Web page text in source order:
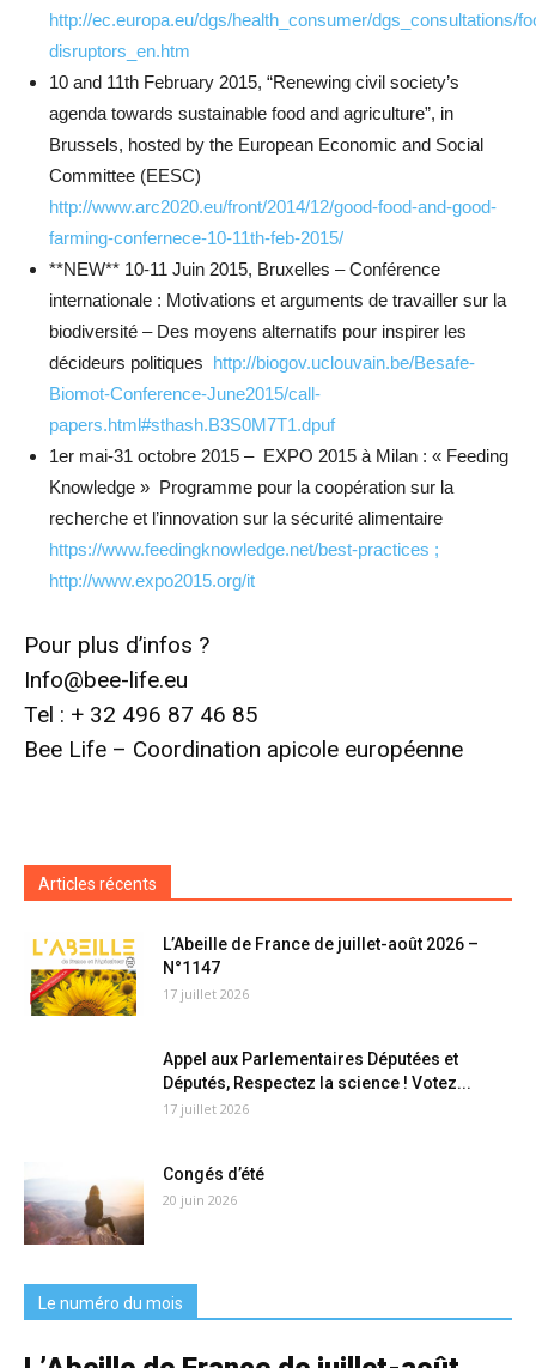
http://ec.europa.eu/dgs/health_consumer/dgs_consultations/
disruptors_en.htm
10 and 11th February 2015, “Renewing civil society’s
agenda towards sustainable food and agriculture”, in
Brussels, hosted by the European Economic and Social
Committee (EESC)
http://www.arc2020.eu/front/2014/12/good-food-and-good-
farming-confernece-10-11th-feb-2015/
**NEW** 10-11 Juin 2015, Bruxelles – Conférence
internationale : Motivations et arguments de travailler sur la
biodiversité – Des moyens alternatifs pour inspirer les
décideurs politiques http://biogov.uclouvain.be/Besafe-
Biomot-Conference-June2015/call-
papers.html#sthash.B3S0M7T1.dpuf
1er mai-31 octobre 2015 – EXPO 2015 à Milan : « Feeding
Knowledge » Programme pour la coopération sur la
recherche et l’innovation sur la sécurité alimentaire
https://www.feedingknowledge.net/best-practices ;
http://www.expo2015.org/it
Pour plus d’infos ?
Info@bee-life.eu
Tel : + 32 496 87 46 85
Bee Life – Coordination apicole européenne
Articles récents
L’Abeille de France de juillet-août 2026 –
N°1147
17 juillet 2026
Appel aux Parlementaires Députées et
Députés, Respectez la science ! Votez...
17 juillet 2026
Congés d’été
20 juin 2026
Le numéro du mois